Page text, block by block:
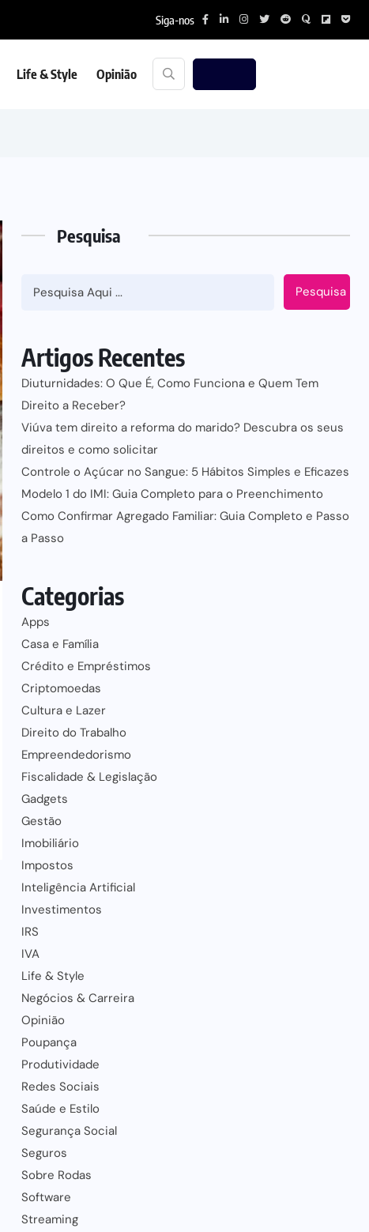
Siga-nos
Life & Style Opinião
Pesquisa
Pesquisa
Artigos Recentes
Diuturnidades: O Que É, Como Funciona e Quem Tem
Direito a Receber?
Viúva tem direito a reforma do marido? Descubra os seus
direitos e como solicitar
Controle o Açúcar no Sangue: 5 Hábitos Simples e Eficazes
Modelo 1 do IMI: Guia Completo para o Preenchimento
Como Confirmar Agregado Familiar: Guia Completo e Passo
a Passo
Categorias
Apps
Casa e Família
Crédito e Empréstimos
Criptomoedas
Cultura e Lazer
Direito do Trabalho
Empreendedorismo
Fiscalidade & Legislação
Gadgets
Gestão
Imobiliário
Impostos
Inteligência Artificial
Investimentos
IRS
IVA
Life & Style
Negócios & Carreira
Opinião
Poupança
Produtividade
Redes Sociais
Saúde e Estilo
Segurança Social
Seguros
Sobre Rodas
Software
Streaming